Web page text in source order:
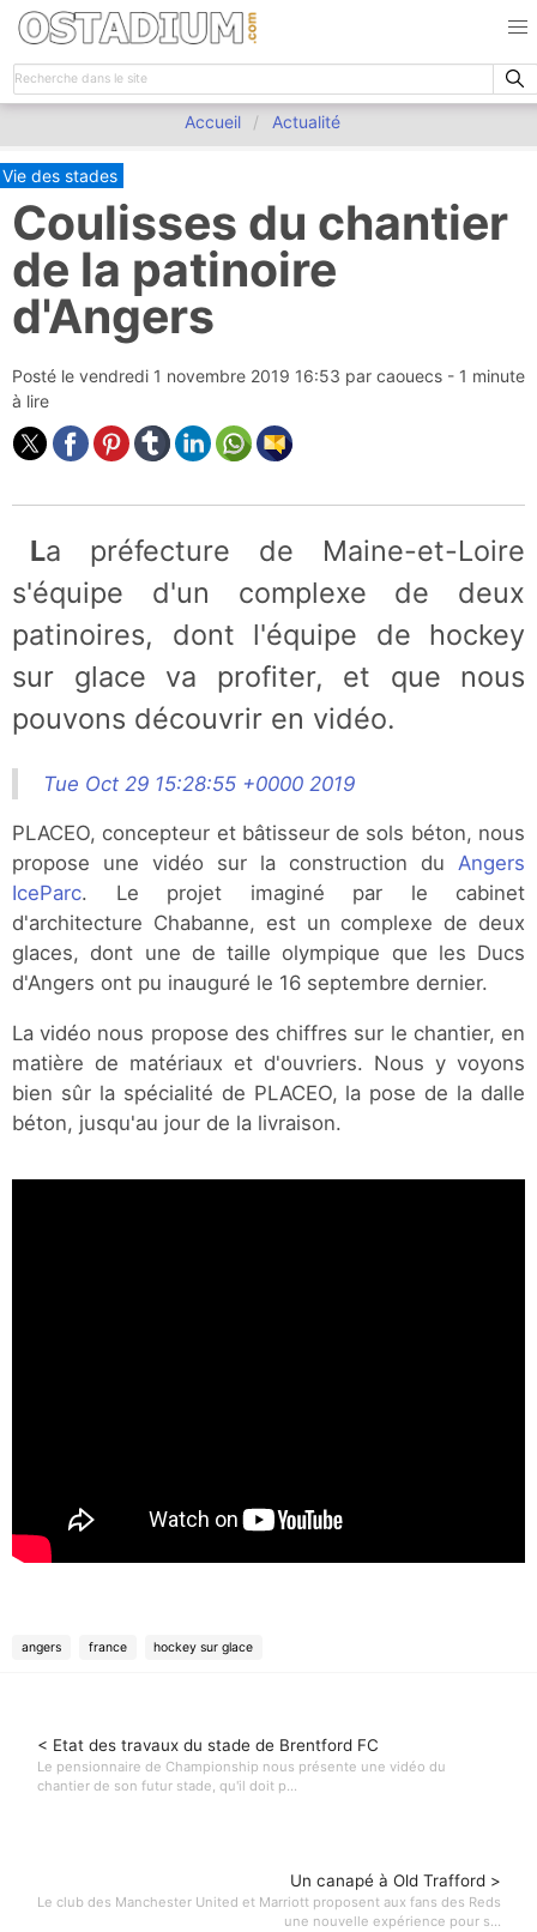
Accueil Actualité
Vie des stades
Coulisses du chantier
de la patinoire
d'Angers
Posté le vendredi 1 novembre 2019 16:53 par caouecs - 1 minute
à lire
La préfecture de Maine-et-Loire
s'équipe d'un complexe de deux
patinoires, dont l'équipe de hockey
sur glace va profiter, et que nous
pouvons découvrir en vidéo.
Tue Oct 29 15:28:55 +0000 2019
PLACEO, concepteur et bâtisseur de sols béton, nous
propose une vidéo sur la construction du Angers
IceParc. Le projet imaginé par le cabinet
d'architecture Chabanne, est un complexe de deux
glaces, dont une de taille olympique que les Ducs
d'Angers ont pu inauguré le 16 septembre dernier.
La vidéo nous propose des chiffres sur le chantier, en
matière de matériaux et d'ouvriers. Nous y voyons
bien sûr la spécialité de PLACEO, la pose de la dalle
béton, jusqu'au jour de la livraison.
angers france hockey sur glace
< Etat des travaux du stade de Brentford FC
Le pensionnaire de Championship nous présente une vidéo du
chantier de son futur stade, qu'il doit p...
Un canapé à Old Trafford >
Le club des Manchester United et Marriott proposent aux fans des Reds
une nouvelle expérience pour s...